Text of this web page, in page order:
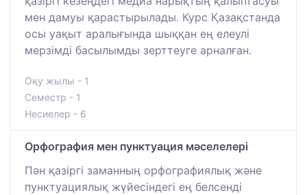
мен дамуы қарастырылады. Курс Қазақстанда
осы уақыт аралығында шыққан ең елеулі
мерзімді басылымды зерттеуге арналған.
Оқу жылы - 1
Семестр - 1
Несиелер - 6
Орфография мен пунктуация мәселелері
Пән қазіргі заманның орфографиялық және
пунктуациялық жүйесіндегі ең белсенді